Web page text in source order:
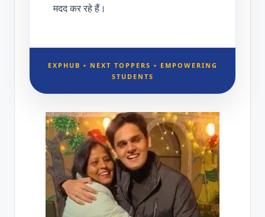
मदद कर रहे हैं।
EXPHUB • NEXT TOPPERS • EMPOWERING
STUDENTS